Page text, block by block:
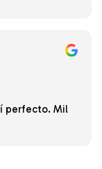
perfecto. Mil